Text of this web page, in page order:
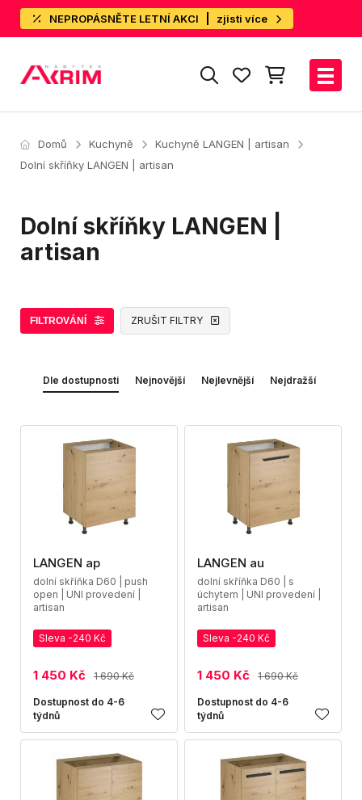
NEPROPÁSNĚTE LETNÍ AKCI zjisti více
Domů Kuchyně
Kuchyně LANGEN | artisan
Dolní skříňky LANGEN | artisan
Dolní skříňky LANGEN |
artisan
FILTROVÁNÍ ZRUŠIT FILTRY
Dle dostupnosti Nejnovější Nejlevnější Nejdražší
LANGEN ap
dolní skříňka D60 | push
open | UNI provedení |
artisan
Sleva -240 Kč
1 450 Kč 1 690 Kč
Dostupnost do 4-6
týdnů
LANGEN au
dolní skříňka D60 | s
úchytem | UNI provedení |
artisan
Sleva -240 Kč
1 450 Kč 1 690 Kč
Dostupnost do 4-6
týdnů